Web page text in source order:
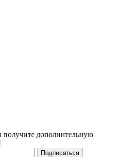
дополнительную